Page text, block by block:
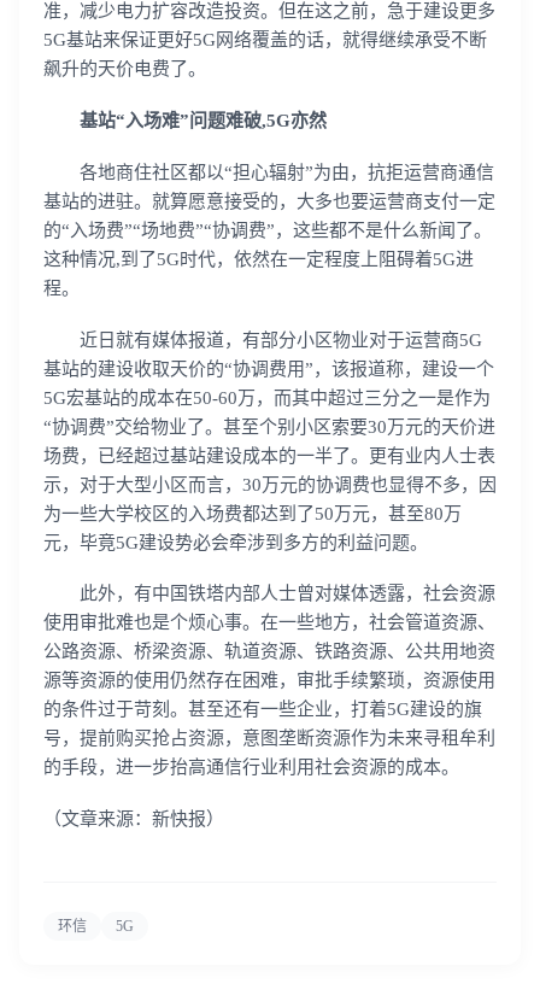
准，减少电力扩容改造投资。但在这之前，急于建设更多
5G基站来保证更好5G网络覆盖的话，就得继续承受不断
飙升的天价电费了。
基站“入场难”问题难破,5G亦然
各地商住社区都以“担心辐射”为由，抗拒运营商通信
基站的进驻。就算愿意接受的，大多也要运营商支付一定
的“入场费”“场地费”“协调费”，这些都不是什么新闻了。
这种情况,到了5G时代，依然在一定程度上阻碍着5G进
程。
近日就有媒体报道，有部分小区物业对于运营商5G
基站的建设收取天价的“协调费用”，该报道称，建设一个
5G宏基站的成本在50-60万，而其中超过三分之一是作为
“协调费”交给物业了。甚至个别小区索要30万元的天价进
场费，已经超过基站建设成本的一半了。更有业内人士表
示，对于大型小区而言，30万元的协调费也显得不多，因
为一些大学校区的入场费都达到了50万元，甚至80万
元，毕竟5G建设势必会牵涉到多方的利益问题。
此外，有中国铁塔内部人士曾对媒体透露，社会资源
使用审批难也是个烦心事。在一些地方，社会管道资源、
公路资源、桥梁资源、轨道资源、铁路资源、公共用地资
源等资源的使用仍然存在困难，审批手续繁琐，资源使用
的条件过于苛刻。甚至还有一些企业，打着5G建设的旗
号，提前购买抢占资源，意图垄断资源作为未来寻租牟利
的手段，进一步抬高通信行业利用社会资源的成本。
（文章来源：新快报）
环信 5G
我已阅读并同意
登录即时通讯云
登录客服云